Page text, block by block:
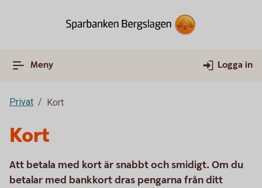
Meny Logga in
Privat Kort
Kort
Att betala med kort är snabbt och smidigt. Om du
betalar med bankkort dras pengarna från ditt